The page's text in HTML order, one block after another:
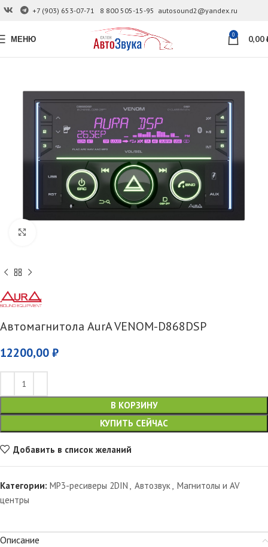
+7 (903) 653-07-71 8 800 505-15-95 autosound2@yandex.ru
МЕНЮ 0 0,00
Автомагнитола AurA VENOM-D868DSP
12200,00 ₽
В КОРЗИНУ
КУПИТЬ СЕЙЧАС
Добавить в список желаний
Категории: MP3-ресиверы 2DIN , Автозвук, Магнитолы и AV
центры
Описание